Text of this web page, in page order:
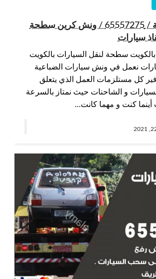
ونش الضباعية / 65557275 / ونش كرين سطحة
سيارات
سطحة لنقل السيارات بالكويت
نعمل في ونش سيارات الضباعية
كل مستلزمات العمل الذي يتعلق
و الشاحنات حيث نمتاز بالسرعة
أينما كنت و مهما كانت…